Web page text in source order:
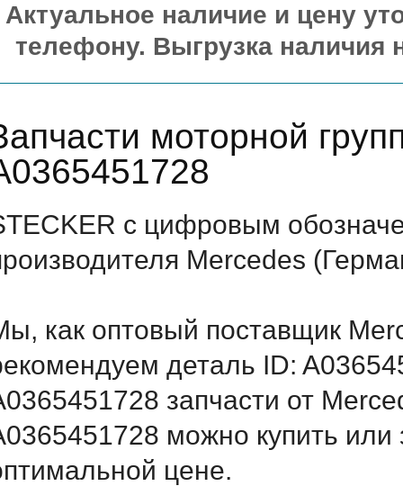
Актуальное наличие и цену
телефону. Выгрузка наличия
моторной
с цифровым
Mercedes
как оптовый поставщик
деталь ID:
запчасти от
можно купить или
цене.